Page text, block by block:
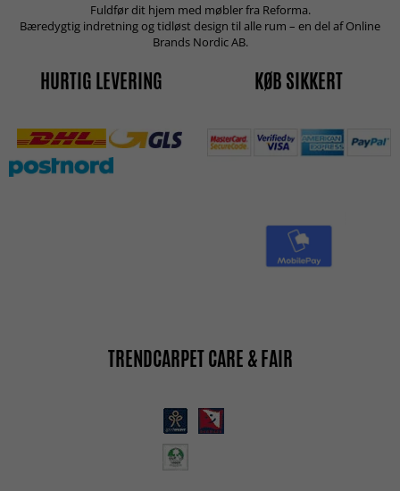
Fuldfør dit hjem med møbler fra Reforma.
Bæredygtig indretning og tidløst design til alle rum – en del af Online
Brands Nordic AB.
HURTIG LEVERING KØB SIKKERT
TRENDCARPET CARE & FAIR